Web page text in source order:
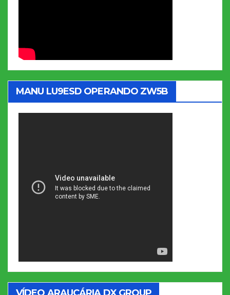
MANU LU9ESD OPERANDO ZW5B